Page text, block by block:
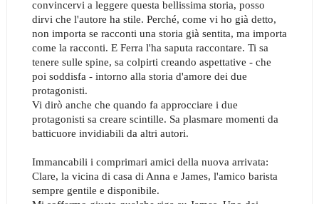
convincervi a leggere questa bellissima storia, posso
dirvi che l'autore ha stile. Perché, come vi ho già detto,
non importa se racconti una storia già sentita, ma importa
come la racconti. E Ferra l'ha saputa raccontare. Ti sa
tenere sulle spine, sa colpirti creando aspettative - che
poi soddisfa - intorno alla storia d'amore dei due
protagonisti.
Vi dirò anche che quando fa approcciare i due
protagonisti sa creare scintille. Sa plasmare momenti da
batticuore invidiabili da altri autori.
Immancabili i comprimari amici della nuova arrivata:
Clare, la vicina di casa di Anna e James, l'amico barista
sempre gentile e disponibile.